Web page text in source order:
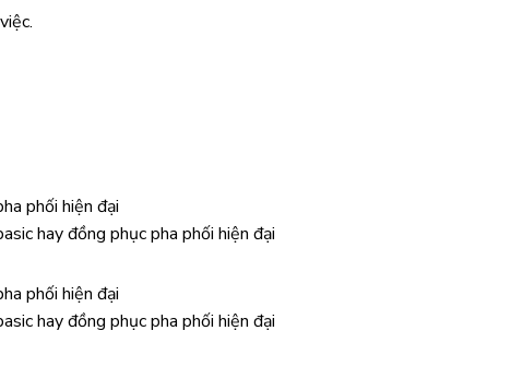
hay đồng phục pha phối hiện đại
hay đồng phục pha phối hiện đại